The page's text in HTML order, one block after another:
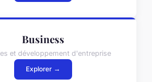
Business
et développement d'entreprise
Explorer →